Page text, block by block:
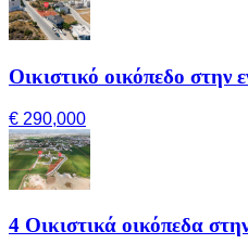
Οικιστικό οικόπεδο στην
€ 290,000
4 Οικιστικά οικόπεδα